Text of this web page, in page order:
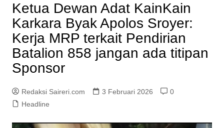
Ketua Dewan Adat KainKain
Karkara Byak Apolos Sroyer:
Kerja MRP terkait Pendirian
Batalion 858 jangan ada titipan
Sponsor
Redaksi Saireri.com 3 Februari 2026
0
Headline